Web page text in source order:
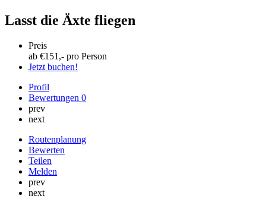
Lasst die Äxte fliegen
Preis
ab €151 ,- pro Person
Jetzt buchen!
Profil
Bewertungen 0
prev
next
Routenplanung
Bewerten
Teilen
Melden
prev
next